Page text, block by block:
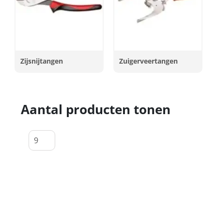
Zijsnijtangen Zuigerveertangen
Aantal producten tonen